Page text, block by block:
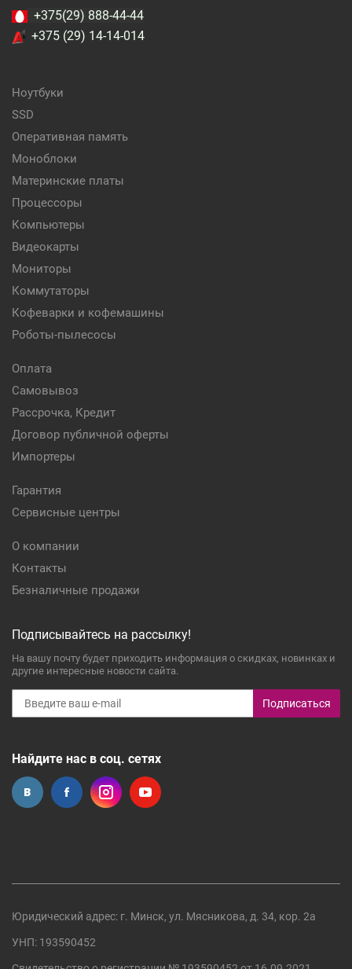
+375(29) 888-44-44
+375 (29) 14-14-014
Ноутбуки
SSD
Оперативная память
Моноблоки
Материнские платы
Процессоры
Компьютеры
Видеокарты
Мониторы
Коммутаторы
Кофеварки и кофемашины
Роботы-пылесосы
Оплата
Самовывоз
Рассрочка, Кредит
Договор публичной оферты
Импортеры
Гарантия
Сервисные центры
О компании
Контакты
Безналичные продажи
Подписывайтесь на рассылку!
На вашу почту будет приходить информация о скидках, новинках и
другие интересные новости сайта.
Подписаться
Найдите нас в соц. сетях
Юридический адрес: г. Минск, ул. Мясникова, д. 34, кор. 2а
УНП: 193590452